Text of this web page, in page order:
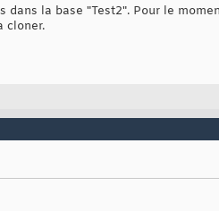
la base "Test2". Pour le
cloner.